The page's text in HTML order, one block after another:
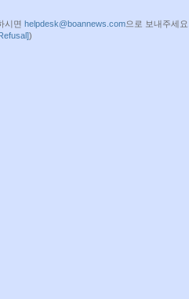
시면 helpdesk@boannews.com으로 보내주세요.
)